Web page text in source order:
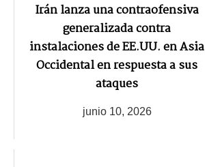
Irán lanza una contraofensiva
generalizada contra
instalaciones de EE.UU. en Asia
Occidental en respuesta a sus
ataques
junio 10, 2026